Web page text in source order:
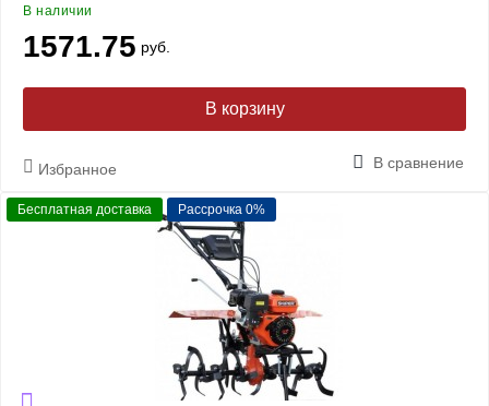
В наличии
1571.75 руб.
В корзину
Избранное В сравнение
Бесплатная доставка Рассрочка 0%